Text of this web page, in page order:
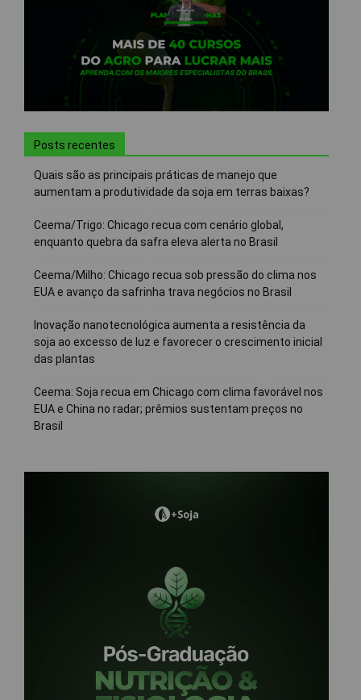
Posts recentes
Quais são as principais práticas de manejo que
aumentam a produtividade da soja em terras baixas?
Ceema/Trigo: Chicago recua com cenário global,
enquanto quebra da safra eleva alerta no Brasil
Ceema/Milho: Chicago recua sob pressão do clima nos
EUA e avanço da safrinha trava negócios no Brasil
Inovação nanotecnológica aumenta a resistência da
soja ao excesso de luz e favorecer o crescimento inicial
das plantas
Ceema: Soja recua em Chicago com clima favorável nos
EUA e China no radar; prêmios sustentam preços no
Brasil